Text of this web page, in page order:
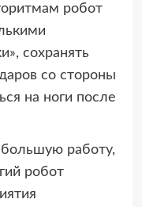
робот
сохранять
со стороны
на ноги после
работу,
робот